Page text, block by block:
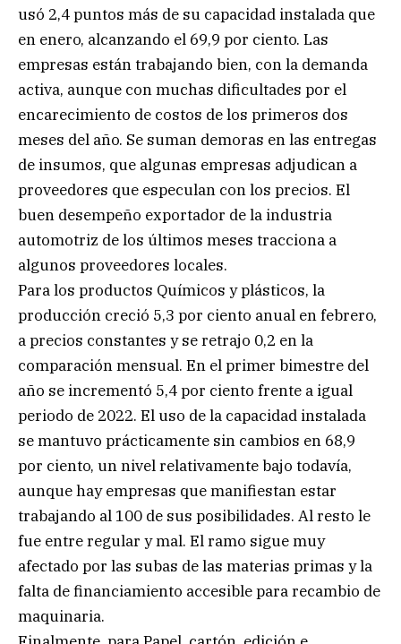
usó 2,4 puntos más de su capacidad instalada que
en enero, alcanzando el 69,9 por ciento. Las
empresas están trabajando bien, con la demanda
activa, aunque con muchas dificultades por el
encarecimiento de costos de los primeros dos
meses del año. Se suman demoras en las entregas
de insumos, que algunas empresas adjudican a
proveedores que especulan con los precios. El
buen desempeño exportador de la industria
automotriz de los últimos meses tracciona a
algunos proveedores locales.
Para los productos Químicos y plásticos, la
producción creció 5,3 por ciento anual en febrero,
a precios constantes y se retrajo 0,2 en la
comparación mensual. En el primer bimestre del
año se incrementó 5,4 por ciento frente a igual
periodo de 2022. El uso de la capacidad instalada
se mantuvo prácticamente sin cambios en 68,9
por ciento, un nivel relativamente bajo todavía,
aunque hay empresas que manifiestan estar
trabajando al 100 de sus posibilidades. Al resto le
fue entre regular y mal. El ramo sigue muy
afectado por las subas de las materias primas y la
falta de financiamiento accesible para recambio de
maquinaria.